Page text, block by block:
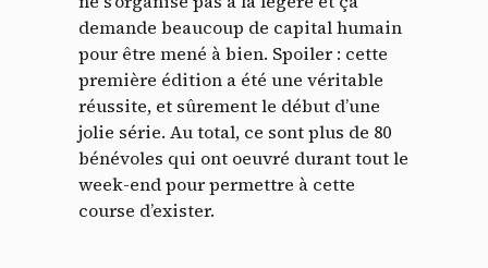
demande beaucoup de capital humain
pour être mené à bien. Spoiler : cette
première édition a été une véritable
réussite, et sûrement le début d’une
jolie série. Au total, ce sont plus de 80
bénévoles qui ont oeuvré durant tout le
week-end pour permettre à cette
course d’exister.